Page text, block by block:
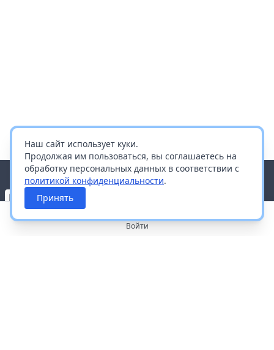
Наш сайт использует куки.
Продолжая им пользоваться, вы соглашаетесь на
обработку персональных данных в соответствии с
политикой конфиденциальности.
Принять
Войти